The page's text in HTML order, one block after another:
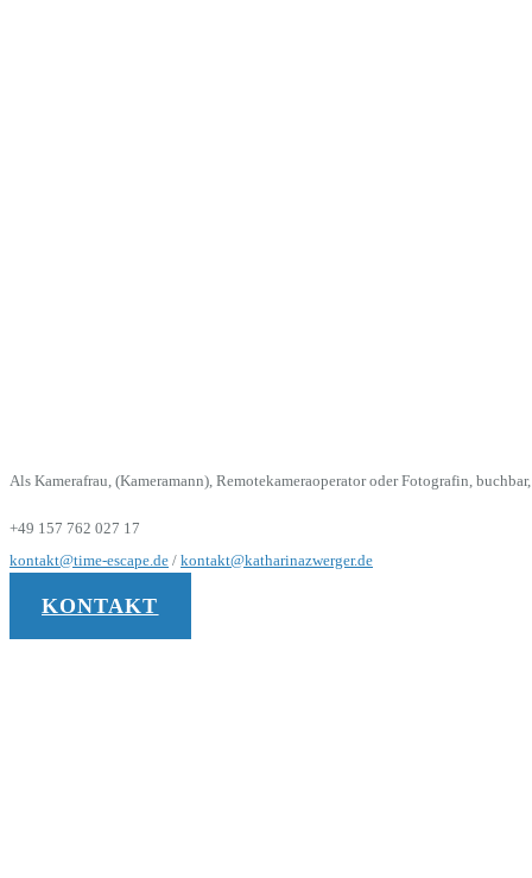
Als Kamerafrau, (Kameramann), Remotekameraoperator oder Fotografin,
+49 157 762 027 17
kontakt@time-escape.de / kontakt@katharinazwerger.de
KONTAKT